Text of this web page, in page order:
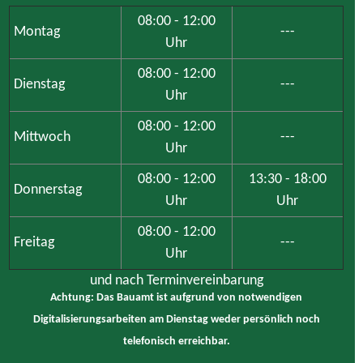
Montag
08:00 - 12:00
Uhr
---
Dienstag
08:00 - 12:00
Uhr
---
Mittwoch
08:00 - 12:00
Uhr
---
Donnerstag
08:00 - 12:00
Uhr
13:30 - 18:00
Uhr
Freitag
08:00 - 12:00
Uhr
---
und nach Terminvereinbarung
Achtung: Das Bauamt ist aufgrund von notwendigen
Digitalisierungsarbeiten am Dienstag weder persönlich noch
telefonisch erreichbar.